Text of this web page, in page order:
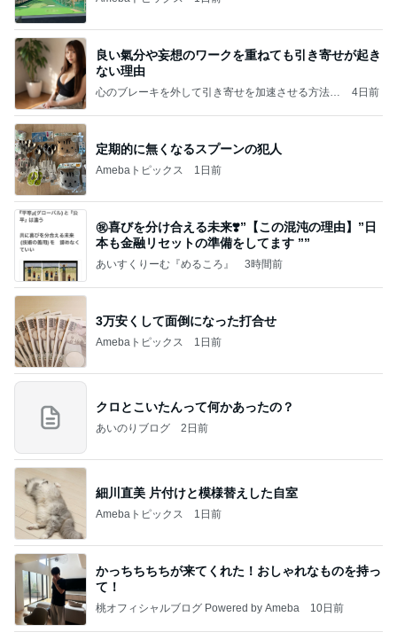
良い氣分や妄想のワークを重ねても引き寄せが起き
ない理由
心のブレーキを外して引き寄せを加速させる方法：
4日前
定期的に無くなるスプーンの犯人
Amebaトピックス 1日前
㊗️喜びを分け合える未来❣️”【この混沌の理由】”⽇
本も⾦融リセットの準備をしてます ””
あいすくりーむ『めるころ』 3時間前
3万安くして面倒になった打合せ
Amebaトピックス 1日前
クロとこいたんって何かあったの？
あいのりブログ 2日前
細川直美 片付けと模様替えした自室
Amebaトピックス 1日前
かっちちちちが来てくれた！おしゃれなものを持っ
て！
桃オフィシャルブログ Powered by Ameba 10日前